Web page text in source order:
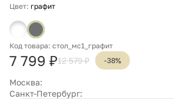
Цвет: графит
Код товара: стол_мс1_графит
7 799 ₽12 579 ₽ -38%
Москва:
Санкт-Петербург: